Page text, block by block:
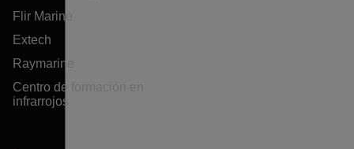
Flir Marine
Extech
Raymarine
Centro de formación en
infrarrojos